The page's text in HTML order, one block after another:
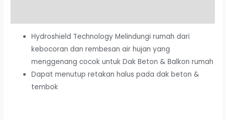
Hydroshield Technology Melindungi rumah dari
kebocoran dan rembesan air hujan yang
menggenang cocok untuk Dak Beton & Balkon rumah
Dapat menutup retakan halus pada dak beton &
tembok